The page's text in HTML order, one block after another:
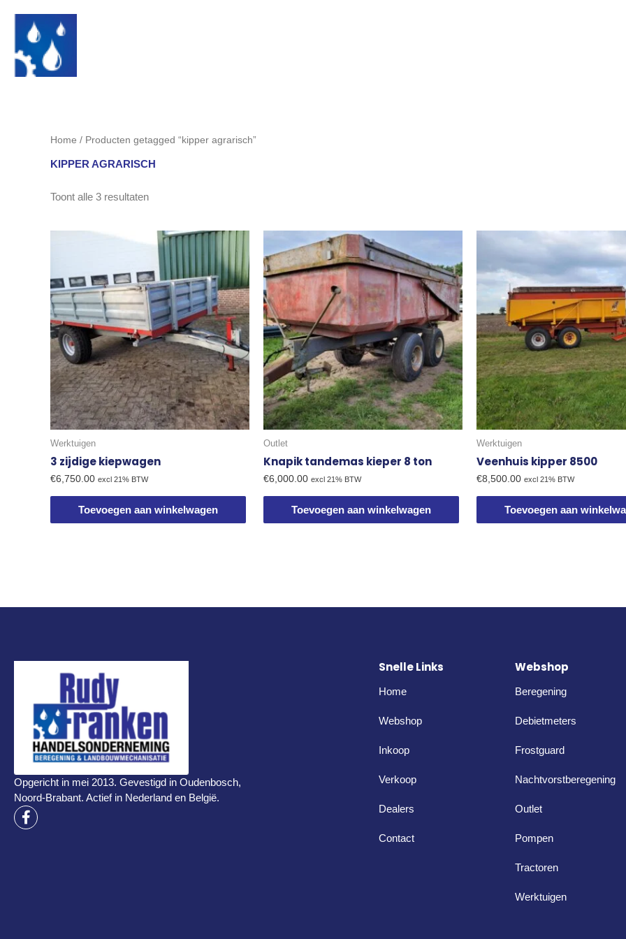
inhoud
Home / Producten getagged “kipper agrarisch”
KIPPER AGRARISCH
Toont alle 3 resultaten
Werktuigen
3 zijdige kiepwagen
€6,750.00 excl 21% BTW
Toevoegen aan winkelwagen
Outlet
Knapik tandemas kieper 8 ton
€6,000.00 excl 21% BTW
Toevoegen aan winkelwagen
Werktuigen
Veenhuis kipper 8500
€8,500.00 excl 21% BTW
Toevoegen aan
Opgericht in mei 2013. Gevestigd in Oudenbosch,
Noord-Brabant. Actief in Nederland en België.
F
a
Snelle Links
Home
Webshop
Inkoop
Verkoop
Dealers
Contact
Webshop
Beregening
Debietmeters
Frostguard
Nachtvorstberegening
Outlet
Pompen
Tractoren
Werktuigen